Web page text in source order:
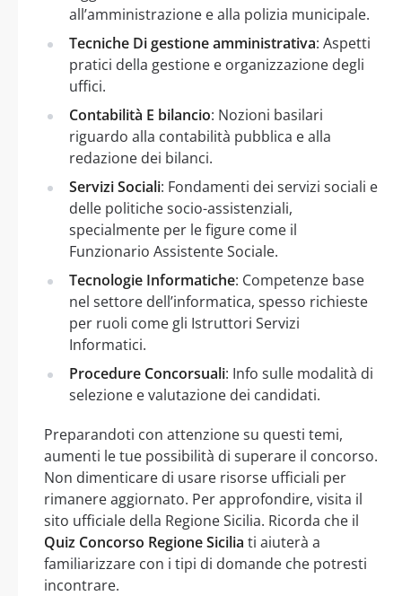
all’amministrazione e alla polizia municipale.
Tecniche Di gestione amministrativa: Aspetti
pratici della gestione e organizzazione degli
uffici.
Contabilità E bilancio: Nozioni basilari
riguardo alla contabilità pubblica e alla
redazione dei bilanci.
Servizi Sociali: Fondamenti dei servizi sociali e
delle politiche socio-assistenziali,
specialmente per le figure come il
Funzionario Assistente Sociale.
Tecnologie Informatiche: Competenze base
nel settore dell’informatica, spesso richieste
per ruoli come gli Istruttori Servizi
Informatici.
Procedure Concorsuali: Info sulle modalità di
selezione e valutazione dei candidati.
Preparandoti con attenzione su questi temi,
aumenti le tue possibilità di superare il concorso.
Non dimenticare di usare risorse ufficiali per
rimanere aggiornato. Per approfondire, visita il
sito ufficiale della Regione Sicilia. Ricorda che il
Quiz Concorso Regione Sicilia ti aiuterà a
familiarizzare con i tipi di domande che potresti
incontrare.